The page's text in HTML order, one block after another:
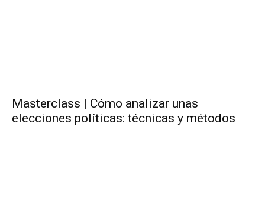
Masterclass | Cómo analizar unas
elecciones políticas: técnicas y métodos